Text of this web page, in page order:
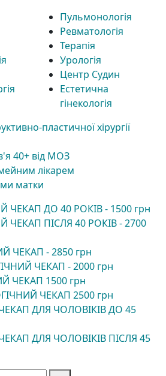
Пульмонологія
Ревматологія
Терапія
Урологія
Центр Судин
Естетична
гінекологія
пластичної хірургії
40+ від МОЗ
лікарем
матки
ДО 40 РОКІВ - 1500 грн
ПІСЛЯ 40 РОКІВ - 2700
ЧЕКАП - 2850 грн
ЧЕКАП - 2000 грн
ЧЕКАП 1500 грн
ЧЕКАП 2500 грн
ДЛЯ ЧОЛОВІКІВ ДО 45
ДЛЯ ЧОЛОВІКІВ ПІСЛЯ 45